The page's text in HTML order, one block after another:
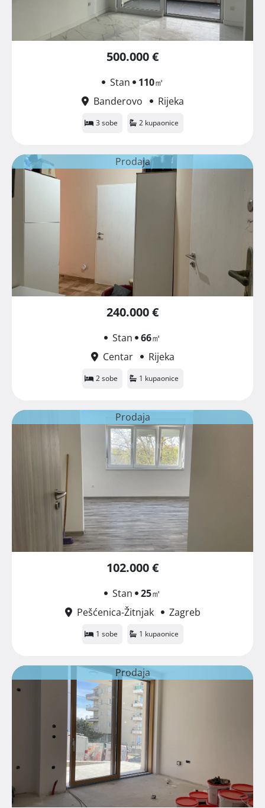
500.000 €
Stan 110㎡
Banderovo
Rijeka
3 sobe 2 kupaonice
Prodaja
240.000 €
Stan 66㎡
Centar
Rijeka
2 sobe 1 kupaonice
Prodaja
102.000 €
Stan 25㎡
Pešćenica-Žitnjak
Zagreb
1 sobe 1 kupaonice
Prodaja